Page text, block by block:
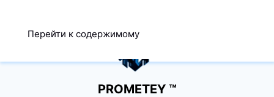
Перейти к содержимому
0
PROMETEY ™